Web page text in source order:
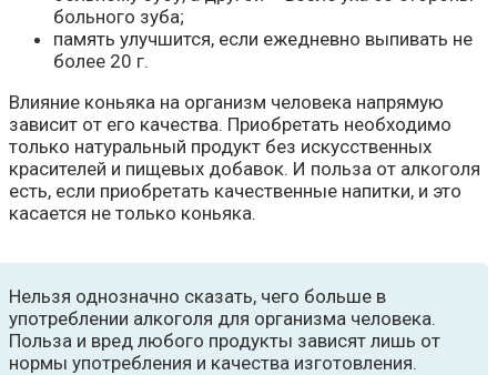
больного зуба;
память улучшится, если ежедневно выпивать не
более 20 г.
Влияние коньяка на организм человека напрямую
зависит от его качества. Приобретать необходимо
только натуральный продукт без искусственных
красителей и пищевых добавок. И польза от алкоголя
есть, если приобретать качественные напитки, и это
касается не только коньяка.
Нельзя однозначно сказать, чего больше в
употреблении алкоголя для организма человека.
Польза и вред любого продукты зависят лишь от
нормы употребления и качества изготовления.